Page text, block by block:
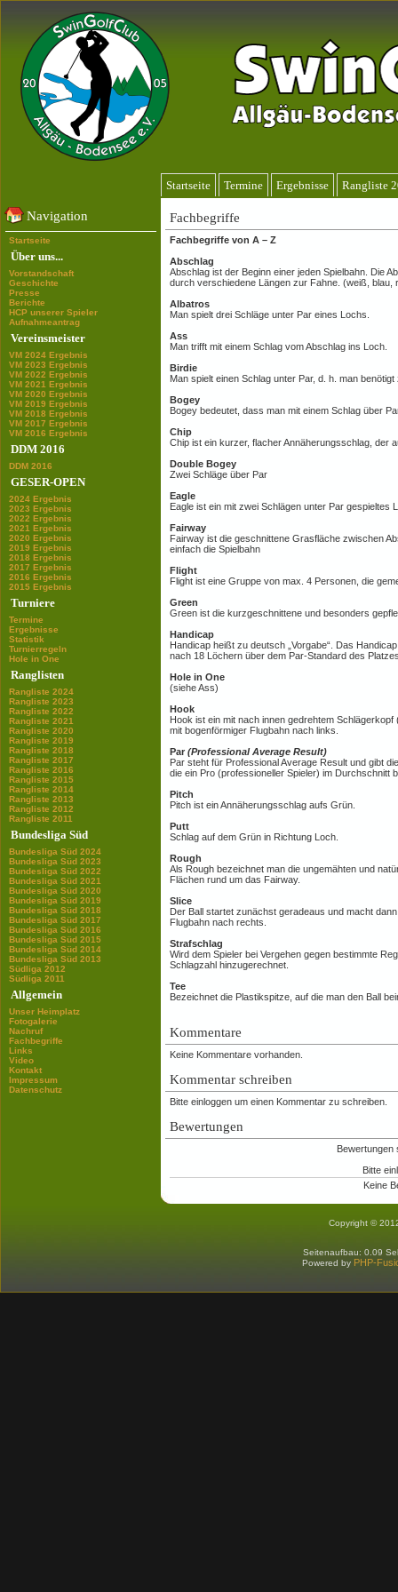
Startseite Termine Ergebnisse Rangliste
Navigation
Startseite
Über uns...
Vorstandschaft
Geschichte
Presse
Berichte
HCP unserer Spieler
Aufnahmeantrag
Vereinsmeister
VM 2024 Ergebnis
VM 2023 Ergebnis
VM 2022 Ergebnis
VM 2021 Ergebnis
VM 2020 Ergebnis
VM 2019 Ergebnis
VM 2018 Ergebnis
VM 2017 Ergebnis
VM 2016 Ergebnis
DDM 2016
DDM 2016
GESER-OPEN
2024 Ergebnis
2023 Ergebnis
2022 Ergebnis
2021 Ergebnis
2020 Ergebnis
2019 Ergebnis
2018 Ergebnis
2017 Ergebnis
2016 Ergebnis
2015 Ergebnis
Turniere
Termine
Ergebnisse
Statistik
Turnierregeln
Hole in One
Ranglisten
Rangliste 2024
Rangliste 2023
Rangliste 2022
Rangliste 2021
Rangliste 2020
Rangliste 2019
Rangliste 2018
Rangliste 2017
Rangliste 2016
Rangliste 2015
Rangliste 2014
Rangliste 2013
Rangliste 2012
Rangliste 2011
Bundesliga Süd
Bundesliga Süd 2024
Bundesliga Süd 2023
Bundesliga Süd 2022
Bundesliga Süd 2021
Bundesliga Süd 2020
Bundesliga Süd 2019
Bundesliga Süd 2018
Bundesliga Süd 2017
Bundesliga Süd 2016
Bundesliga Süd 2015
Bundesliga Süd 2014
Bundesliga Süd 2013
Südliga 2012
Südliga 2011
Allgemein
Unser Heimplatz
Fotogalerie
Nachruf
Fachbegriffe
Links
Video
Kontakt
Impressum
Datenschutz
Fachbegriffe
Fachbegriffe von A – Z
Abschlag
Abschlag ist der Beginn einer jeden Spielbahn. Die
durch verschiedene Längen zur Fahne. (weiß, blau,
Albatros
Man spielt drei Schläge unter Par eines Lochs.
Ass
Man trifft mit einem Schlag vom Abschlag ins Loch.
Birdie
Man spielt einen Schlag unter Par, d. h. man
Bogey
Bogey bedeutet, dass man mit einem Schlag über
Chip
Chip ist ein kurzer, flacher Annäherungsschlag, der
Double Bogey
Zwei Schläge über Par
Eagle
Eagle ist ein mit zwei Schlägen unter Par gespieltes
Fairway
Fairway ist die geschnittene Grasfläche zwischen
einfach die Spielbahn
Flight
Flight ist eine Gruppe von max. 4 Personen, die
Green
Green ist die kurzgeschnittene und besonders
Handicap
Handicap heißt zu deutsch „Vorgabe“. Das
nach 18 Löchern über dem Par-Standard des
Hole in One
(siehe Ass)
Hook
Hook ist ein mit nach innen gedrehtem
mit bogenförmiger Flugbahn nach links.
Par (Professional Average Result)
Par steht für Professional Average Result und gibt
die ein Pro (professioneller Spieler) im Durchschnitt
Pitch
Pitch ist ein Annäherungsschlag aufs Grün.
Putt
Schlag auf dem Grün in Richtung Loch.
Rough
Als Rough bezeichnet man die ungemähten und
Flächen rund um das Fairway.
Slice
Der Ball startet zunächst geradeaus und macht
Flugbahn nach rechts.
Strafschlag
Wird dem Spieler bei Vergehen gegen bestimmte
Schlagzahl hinzugerechnet.
Tee
Bezeichnet die Plastikspitze, auf die man den Ball
Kommentare
Keine Kommentare vorhanden.
Kommentar schreiben
Bitte einloggen um einen Kommentar zu schreiben.
Bewertungen
Bewertungen
Bitte
Keine
Copyright ©
Seitenaufbau: 0.09
Powered by PHP-